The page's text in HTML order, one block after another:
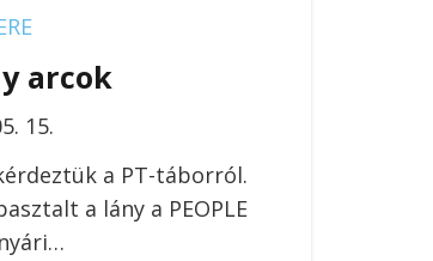
arcok
15.
a PT-táborról.
a lány a PEOPLE